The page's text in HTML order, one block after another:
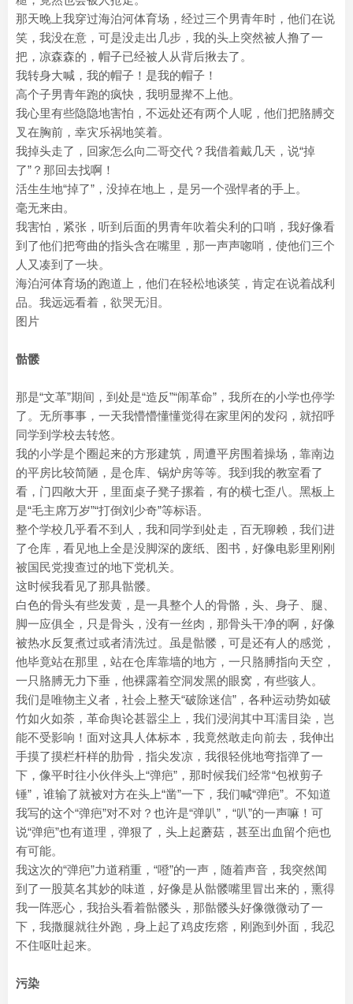
那天晚上我穿过海泊河体育场，经过三个男青年时，他们在说
笑，我没在意，可是没走出几步，我的头上突然被人撸了一
把，凉森森的，帽子已经被人从背后揪去了。
我转身大喊，我的帽子！是我的帽子！
高个子男青年跑的疯快，我明显撵不上他。
我心里有些隐隐地害怕，不远处还有两个人呢，他们把胳膊交
叉在胸前，幸灾乐祸地笑着。
我掉头走了，回家怎么向二哥交代？我借着戴几天，说“掉
了”？那回去找啊！
活生生地“掉了”，没掉在地上，是另一个强悍者的手上。
毫无来由。
我害怕，紧张，听到后面的男青年吹着尖利的口哨，我好像看
到了他们把弯曲的指头含在嘴里，那一声声唿哨，使他们三个
人又凑到了一块。
海泊河体育场的跑道上，他们在轻松地谈笑，肯定在说着战利
品。我远远看着，欲哭无泪。
图片
骷髅
那是“文革”期间，到处是“造反”“闹革命”，我所在的小学也停学
了。无所事事，一天我懵懵懂懂觉得在家里闲的发闷，就招呼
同学到学校去转悠。
我的小学是个圈起来的方形建筑，周遭平房围着操场，靠南边
的平房比较简陋，是仓库、锅炉房等等。我到我的教室看了
看，门四敞大开，里面桌子凳子摞着，有的横七歪八。黑板上
是“毛主席万岁”“打倒刘少奇”等标语。
整个学校几乎看不到人，我和同学到处走，百无聊赖，我们进
了仓库，看见地上全是没脚深的废纸、图书，好像电影里刚刚
被国民党搜查过的地下党机关。
这时候我看见了那具骷髅。
白色的骨头有些发黄，是一具整个人的骨骼，头、身子、腿、
脚一应俱全，只是骨头，没有一丝肉，那骨头干净的啊，好像
被热水反复煮过或者清洗过。虽是骷髅，可是还有人的感觉，
他毕竟站在那里，站在仓库靠墙的地方，一只胳膊指向天空，
一只胳膊无力下垂，他裸露着空洞发黑的眼窝，有些骇人。
我们是唯物主义者，社会上整天“破除迷信”，各种运动势如破
竹如火如荼，革命舆论甚嚣尘上，我们浸润其中耳濡目染，岂
能不受影响！面对这具人体标本，我竟然敢走向前去，我伸出
手摸了摸栏杆样的肋骨，指尖发凉，我很轻佻地弯指弹了一
下，像平时往小伙伴头上“弹疤”，那时候我们经常“包袱剪子
锤”，谁输了就被对方在头上“凿”一下，我们喊“弹疤”。不知道
我写的这个“弹疤”对不对？也许是“弹叭”，“叭”的一声嘛！可
说“弹疤”也有道理，弹狠了，头上起蘑菇，甚至出血留个疤也
有可能。
我这次的“弹疤”力道稍重，“噔”的一声，随着声音，我突然闻
到了一股莫名其妙的味道，好像是从骷髅嘴里冒出来的，熏得
我一阵恶心，我抬头看着骷髅头，那骷髅头好像微微动了一
下，我撒腿就往外跑，身上起了鸡皮疙瘩，刚跑到外面，我忍
不住呕吐起来。
污染